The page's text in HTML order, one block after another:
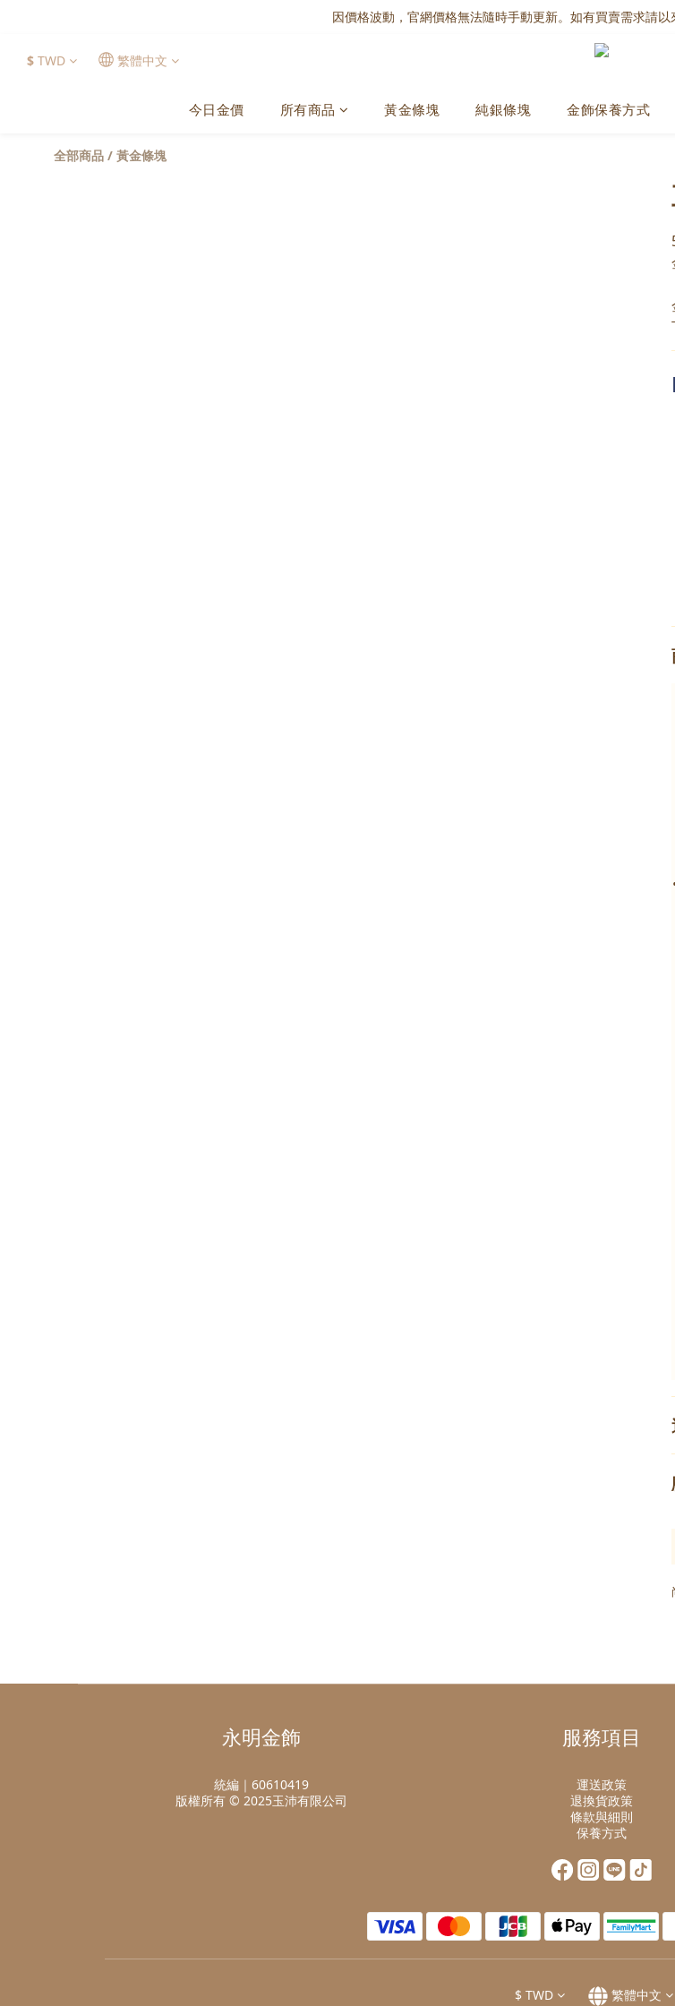
因價格波動，官網價格無法隨時手動更新。如有買賣需求請以
$ TWD 繁體中文
今日金價 所有商品 黃金條塊 純銀條塊 金飾保養方式
全部商品 / 黃金條塊
永明金飾
統編｜60610419
版權所有 © 2025玉沛有限公司
服務項目
運送政策
退換貨政策
條款與細則
保養方式
$ TWD 繁體中文